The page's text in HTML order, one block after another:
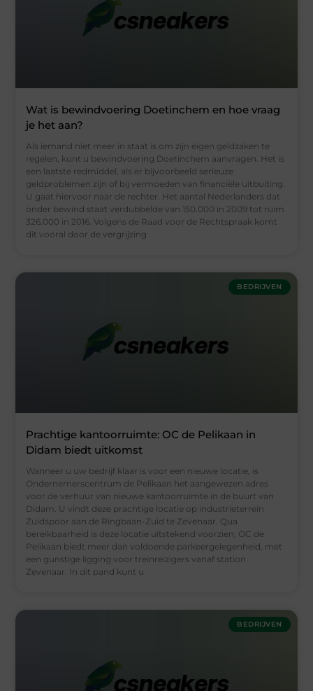
Wat is bewindvoering Doetinchem en hoe vraag
je het aan?
Als iemand niet meer in staat is om zijn eigen geldzaken te
regelen, kunt u bewindvoering Doetinchem aanvragen. Het is
een laatste redmiddel, als er bijvoorbeeld serieuze
geldproblemen zijn of bij vermoeden van financiële uitbuiting.
U gaat hiervoor naar de rechter. Het aantal Nederlanders dat
onder bewind staat verdubbelde van 150.000 in 2009 tot ruim
326.000 in 2016. Volgens de Raad voor de Rechtspraak komt
dit vooral door de vergrijzing
BEDRIJVEN
Prachtige kantoorruimte: OC de Pelikaan in
Didam biedt uitkomst
Wanneer u uw bedrijf klaar is voor een nieuwe locatie, is
Ondernemerscentrum de Pelikaan het aangewezen adres
voor de verhuur van nieuwe kantoorruimte in de buurt van
Didam. U vindt deze prachtige locatie op industrieterrein
Zuidspoor aan de Ringbaan-Zuid te Zevenaar. Qua
bereikbaarheid is deze locatie uitstekend voorzien; OC de
Pelikaan biedt meer dan voldoende parkeergelegenheid, met
een gunstige ligging voor treinreizigers vanaf station
Zevenaar. In dit pand kunt u
BEDRIJVEN